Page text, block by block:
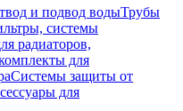
и подвод водыТрубы
системы
радиаторов,
для
Системы защиты от
для